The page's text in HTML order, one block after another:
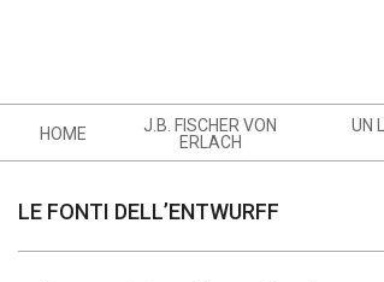
V
HOME
J.B. FISCHER VON
ERLACH
UN
LE FONTI DELL’ENTWURFF